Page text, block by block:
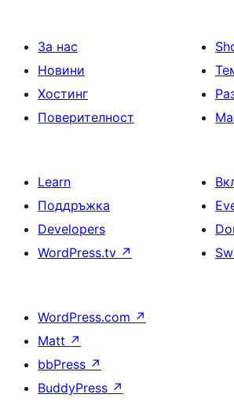
За нас
Новини
Хостинг
Поверителност
Learn
Поддръжка
Developers
WordPress.tv ↗
WordPress.com ↗
Matt ↗
bbPress ↗
BuddyPress ↗